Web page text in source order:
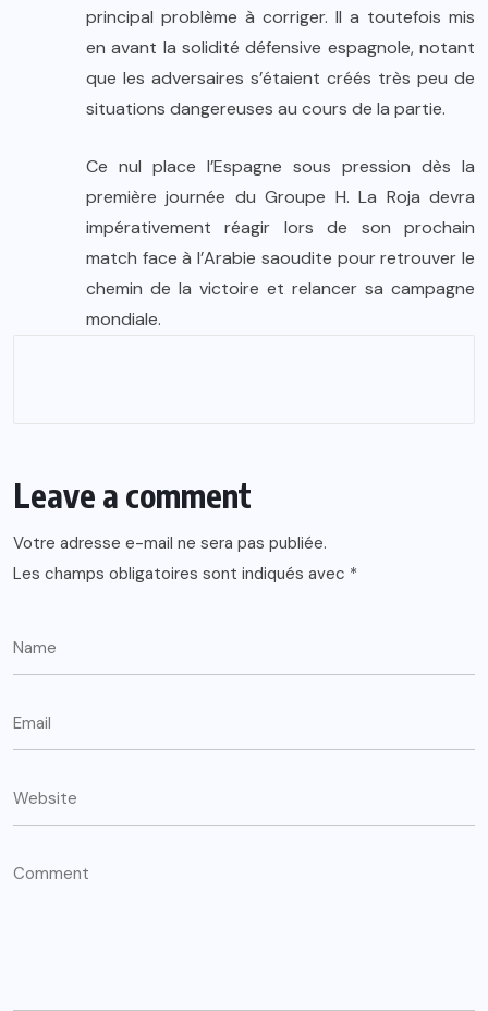
principal problème à corriger. Il a toutefois mis
en avant la solidité défensive espagnole, notant
que les adversaires s’étaient créés très peu de
situations dangereuses au cours de la partie.
Ce nul place l’Espagne sous pression dès la
première journée du Groupe H. La Roja devra
impérativement réagir lors de son prochain
match face à l’Arabie saoudite pour retrouver le
chemin de la victoire et relancer sa campagne
mondiale.
Leave a comment
Votre adresse e-mail ne sera pas publiée.
Les champs obligatoires sont indiqués avec *